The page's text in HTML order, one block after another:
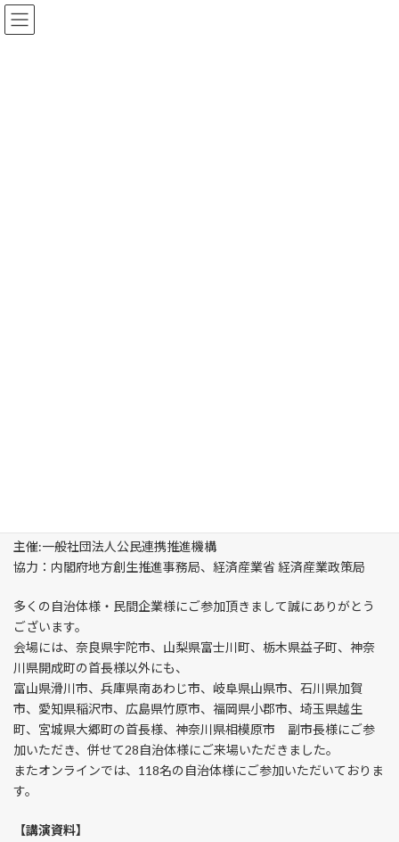
コ
ン
ナ
ビ
主催:一般社団法人公民連携推進機構
協力：内閣府地方創生推進事務局、経済産業省 経済産業政策局
多くの自治体様・民間企業様にご参加頂きまして誠にありがとう
ございます。
会場には、奈良県宇陀市、山梨県富士川町、栃木県益子町、神奈
川県開成町の首長様以外にも、
富山県滑川市、兵庫県南あわじ市、岐阜県山県市、石川県加賀
市、愛知県稲沢市、広島県竹原市、福岡県小郡市、埼玉県越生
町、宮城県大郷町の首長様、神奈川県相模原市 副市長様にご参
加いただき、併せて28自治体様にご来場いただきました。
またオンラインでは、118名の自治体様にご参加いただいておりま
す。
【講演資料】